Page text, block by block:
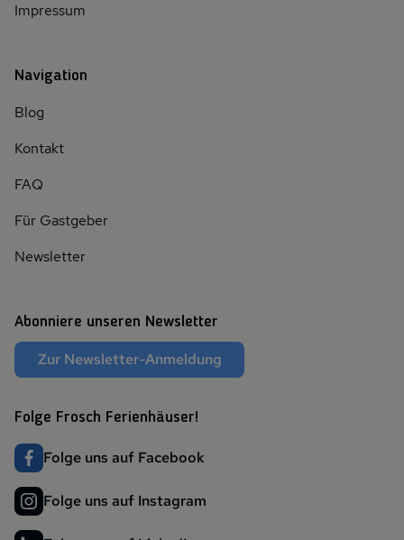
Impressum
Navigation
Blog
Kontakt
FAQ
Für Gastgeber
Newsletter
Abonniere unseren Newsletter
Zur Newsletter-Anmeldung
Folge Frosch Ferienhäuser!
Folge uns auf Facebook
Folge uns auf Instagram